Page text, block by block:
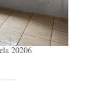
20206